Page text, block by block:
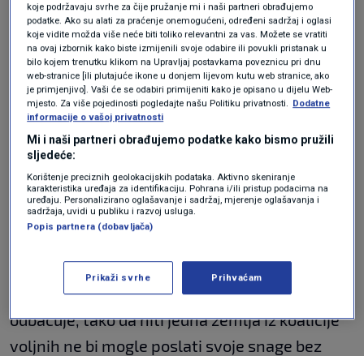
Međutim, koliko je realan taj scenarij?
"To bi bio početak novog velikog, svjetskog
rata. Kada govorimo o mirovnim snagama,
moraju se stvoriti pretpostavke za mir. A to je
zasad još uvijek jako daleko, nema ih. Ne
možemo govoriti o mirovnim snagama. Nakon
primirja, moguće je da dođu mirovne snage
koje bi razdvajale borbene potencijale jedne i
snage na koje ne pristaju jedna i druga strana.
NATO snage, kao što vidimo, Rusija već u startu
odbacuje, tako da niti jedna zemlja iz koalicije
voljnih ne bi mogle poslati svoje snage bez
koje podržavaju svrhe za čije pružanje mi i naši partneri obrađujemo
podatke. Ako su alati za praćenje onemogućeni, određeni sadržaj i oglasi
koje vidite možda više neće biti toliko relevantni za vas. Možete se vratiti
na ovaj izbornik kako biste izmijenili svoje odabire ili povukli pristanak u
bilo kojem trenutku klikom na Upravljaj postavkama poveznicu pri dnu
web-stranice [ili plutajuće ikone u donjem lijevom kutu web stranice, ako
je primjenjivo]. Vaši će se odabiri primijeniti kako je opisano u dijelu Web-
mjesto. Za više pojedinosti pogledajte našu Politiku privatnosti. Dodatne
informacije o vašoj privatnosti
Mi i naši partneri obrađujemo podatke kako bismo pružili
sljedeće:
Korištenje preciznih geolokacijskih podataka. Aktivno skeniranje
karakteristika uređaja za identifikaciju. Pohrana i/ili pristup podacima na
uređaju. Personalizirano oglašavanje i sadržaj, mjerenje oglašavanja i
sadržaja, uvidi u publiku i razvoj usluga.
Popis partnera (dobavljača)
Prikaži svrhe Prihvaćam